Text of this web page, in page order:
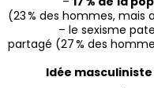
(23 % des hommes, mais
– le sexisme
partagé (27 % des
Idée masculiniste